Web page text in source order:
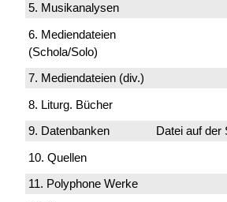
5. Musikanalysen
6. Mediendateien
(Schola/Solo)
7. Mediendateien (div.)
8. Liturg. Bücher
9. Datenbanken
Datei auf
10. Quellen
11. Polyphone Werke